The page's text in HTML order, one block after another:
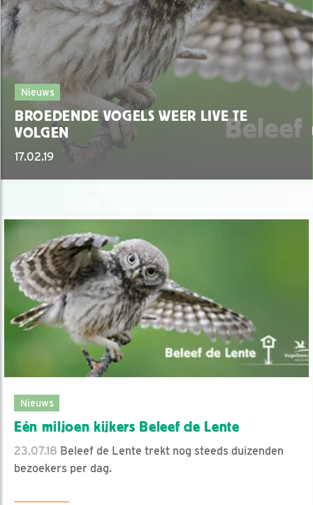
Nieuws
BROEDENDE VOGELS WEER LIVE TE
VOLGEN
17.02.19
Nieuws
Eén miljoen kijkers Beleef de Lente
23.07.18 Beleef de Lente trekt nog steeds duizenden
bezoekers per dag.